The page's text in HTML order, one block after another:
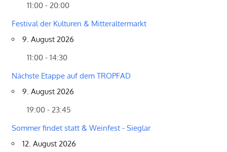
11:00 - 20:00
Festival der Kulturen & Mitteraltermarkt
9. August 2026
11:00 - 14:30
Nächste Etappe auf dem TROPFAD
9. August 2026
19:00 - 23:45
Sommer findet statt & Weinfest - Sieglar
12. August 2026